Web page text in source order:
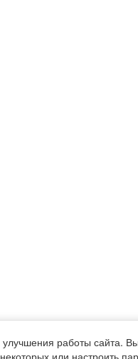
работы сайта.
или настроить